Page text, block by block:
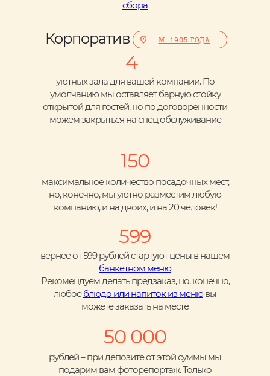
сбора
4
уютных зала для вашей компании. По
умолчанию мы оставляет барную стойку
открытой для гостей, но по договоренности
можем закрыться на спец обслуживание
150
максимальное количество посадочных мест,
но, конечно, мы уютно разместим любую
компанию, и на двоих, и на 20 человек!
599
вернее от 599 рублей стартуют цены в нашем
банкетном меню
Рекомендуем делать предзаказ, но, конечно,
любоеблюдо или напиток из менювы
можете заказать на месте
50 000
рублей – при депозите от этой суммы мы
подарим вам фоторепортаж. Только
Корпоратив М. 1905 ГОДА